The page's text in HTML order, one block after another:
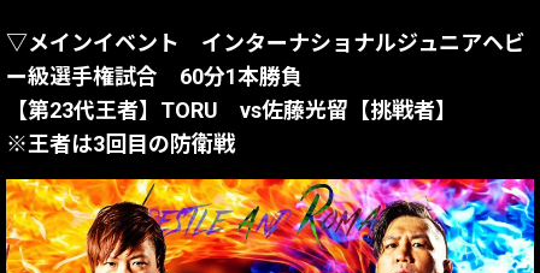
▽メインイベント インターナショナルジュニアヘビ
ー級選手権試合 60分1本勝負
【第23代王者】TORU vs佐藤光留【挑戦者】
※王者は3回目の防衛戦